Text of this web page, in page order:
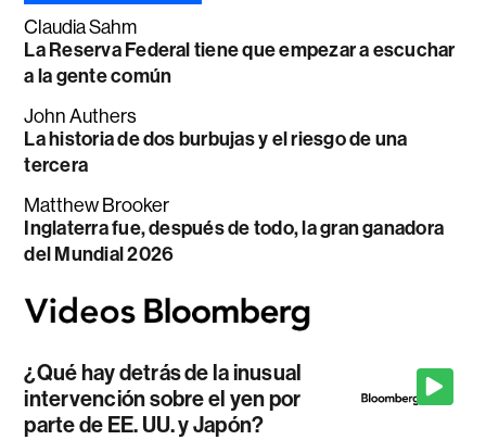
Claudia Sahm
La Reserva Federal tiene que empezar a escuchar
a la gente común
John Authers
La historia de dos burbujas y el riesgo de una
tercera
Matthew Brooker
Inglaterra fue, después de todo, la gran ganadora
del Mundial 2026
¿Qué hay detrás de la inusual
intervención sobre el yen por
parte de EE. UU. y Japón?